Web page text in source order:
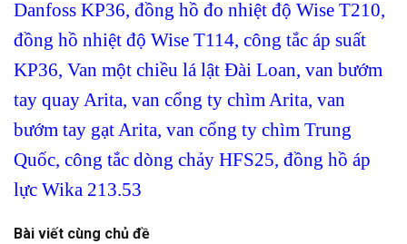
Danfoss KP36, đồng hồ đo nhiệt độ Wise T210,
đồng hồ nhiệt độ Wise T114, công tắc áp suất
KP36, Van một chiều lá lật Đài Loan, van bướm
tay quay Arita, van cổng ty chìm Arita, van
bướm tay gạt Arita, van cổng ty chìm Trung
Quốc, công tắc dòng chảy HFS25, đồng hồ áp
lực Wika 213.53
Bài viết cùng chủ đề